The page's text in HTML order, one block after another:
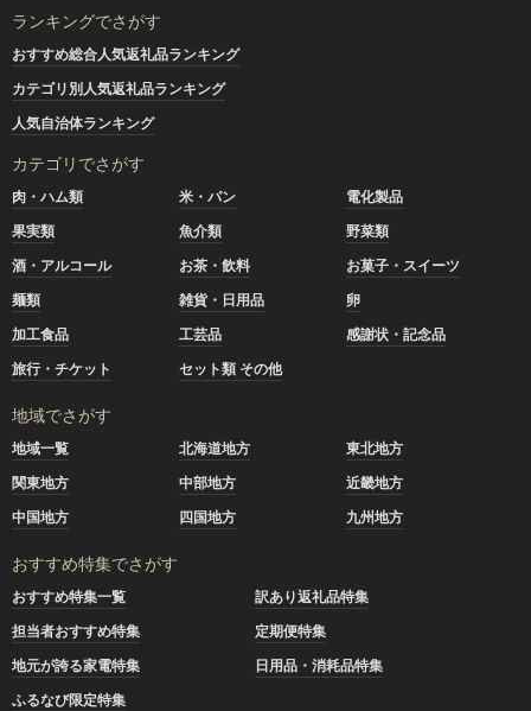
ランキングでさがす
おすすめ総合人気返礼品ランキング
カテゴリ別人気返礼品ランキング
人気自治体ランキング
カテゴリでさがす
肉・ハム類 米・パン
電化製品
果実類
魚介類
野菜類
酒・アルコール
お茶・飲料
お菓子・スイーツ
麺類
雑貨・日用品
卵
加工食品
工芸品
感謝状・記念品
旅行・チケット
セット類 その他
地域でさがす
地域一覧 北海道地方
東北地方
関東地方
中部地方
近畿地方
中国地方
四国地方 九州地方
おすすめ特集でさがす
おすすめ特集一覧
訳あり返礼品特集
担当者おすすめ特集
定期便特集
地元が誇る家電特集
日用品・消耗品特集
ふるなび限定特集